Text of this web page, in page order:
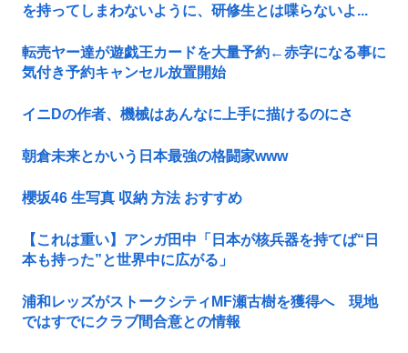
を持ってしまわないように、研修生とは喋らないよ...
転売ヤー達が遊戯王カードを大量予約←赤字になる事に
気付き予約キャンセル放置開始
イニDの作者、機械はあんなに上手に描けるのにさ
朝倉未来とかいう日本最強の格闘家www
櫻坂46 生写真 収納 方法 おすすめ
【これは重い】アンガ田中「日本が核兵器を持てば“日
本も持った”と世界中に広がる」
浦和レッズがストークシティMF瀬古樹を獲得へ 現地
ではすでにクラブ間合意との情報